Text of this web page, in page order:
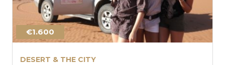
€1.600
DESERT & THE CITY